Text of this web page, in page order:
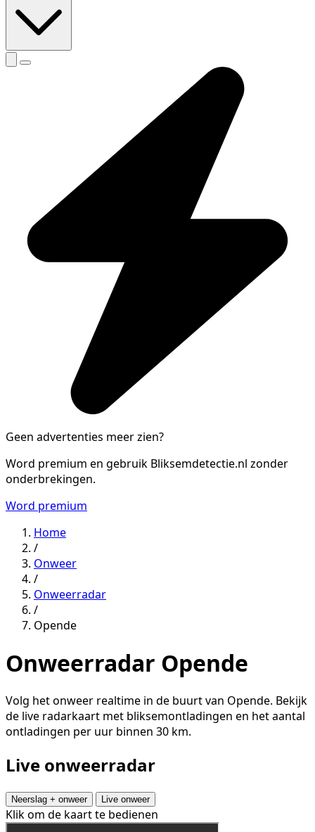
Geen advertenties meer zien?
Word premium en gebruik Bliksemdetectie.nl zonder
onderbrekingen.
Word premium
Home
/
Onweer
/
Onweerradar
/
Opende
Onweerradar Opende
Volg het onweer realtime in de buurt van Opende. Bekijk
de live radarkaart met bliksemontladingen en het aantal
ontladingen per uur binnen 30 km.
Live onweerradar
Neerslag + onweer Live onweer
Klik om de kaart te bedienen